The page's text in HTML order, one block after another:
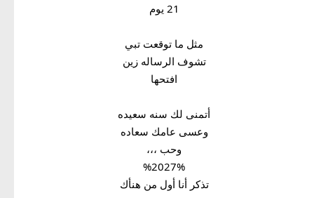
21 يوم
مثل ما توقعت تبي
تشوف الرساله زين
افتحها
أتمنى لك سنه سعيده
وعسى عامك سعاده
وحب ،،،
%2027%
تذكر أنا أول من هنأك